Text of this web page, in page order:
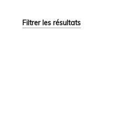
Filtrer les résultats